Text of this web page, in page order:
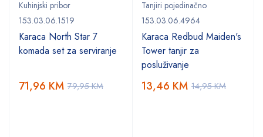
Kuhinjski pribor
153.03.06.1519
Karaca North Star 7
komada set za serviranje
79,95KM
71,96 KM
Tanjiri pojedinačno
153.03.06.4964
Karaca Redbud Maiden's
Tower tanjir za
posluživanje
14,95KM
13,46 KM